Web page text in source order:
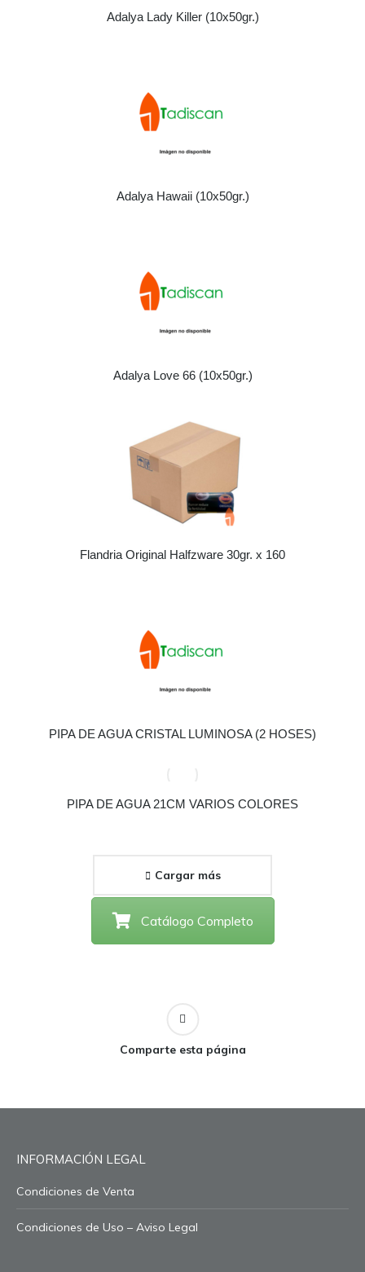
Adalya Lady Killer (10x50gr.)
Adalya Hawaii (10x50gr.)
Adalya Love 66 (10x50gr.)
Flandria Original Halfzware 30gr. x 160
PIPA DE AGUA CRISTAL LUMINOSA (2 HOSES)
PIPA DE AGUA 21CM VARIOS COLORES
Cargar más
Catálogo Completo
Comparte esta página
INFORMACIÓN LEGAL
Condiciones de Venta
Condiciones de Uso – Aviso Legal